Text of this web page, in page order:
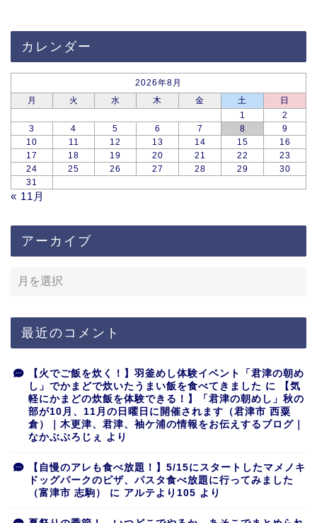
カレンダー
2026年8月
月
火 水 木 金 土
日
1
2
3
4 5 6 7 8
9
10
11 12 13 14 15
16
17
18 19 20 21 22
23
24
25 26 27 28 29
30
31
« 11月
アーカイブ
最近のコメント
【火でご飯を炊く！】羽釜めし体験イベント「君津の朝め
し」でかまどで炊いたうまい飯を食べてきました に
【気
軽にかまどの炊飯を体験できる！】「君津の朝めし」秋の
部が10月、11月の日曜日に開催されます（君津市 西粟
倉）｜木更津、君津、袖ケ浦の情報をお伝えするブログ｜
なかぶぷろじぇ
より
【自慢のアレも食べ放題！】5/15にスタートしたマメノキ
ドッグパークのピザ、パスタ食べ放題に行ってみました
（富津市 志駒）
に アルテより105 より